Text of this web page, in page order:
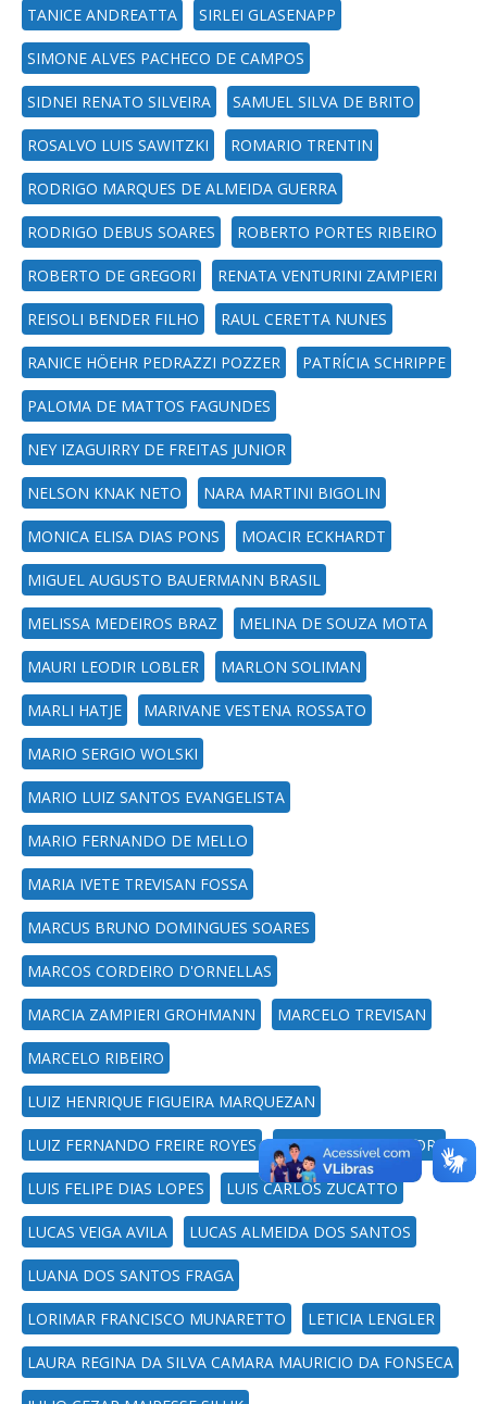
TANICE ANDREATTA SIRLEI GLASENAPP
SIMONE ALVES PACHECO DE CAMPOS
SIDNEI RENATO SILVEIRA SAMUEL SILVA DE BRITO
ROSALVO LUIS SAWITZKI ROMARIO TRENTIN
RODRIGO MARQUES DE ALMEIDA GUERRA
RODRIGO DEBUS SOARES ROBERTO PORTES RIBEIRO
ROBERTO DE GREGORI RENATA VENTURINI ZAMPIERI
REISOLI BENDER FILHO RAUL CERETTA NUNES
RANICE HÖEHR PEDRAZZI POZZER PATRÍCIA SCHRIPPE
PALOMA DE MATTOS FAGUNDES
NEY IZAGUIRRY DE FREITAS JUNIOR
NELSON KNAK NETO NARA MARTINI BIGOLIN
MONICA ELISA DIAS PONS MOACIR ECKHARDT
MIGUEL AUGUSTO BAUERMANN BRASIL
MELISSA MEDEIROS BRAZ MELINA DE SOUZA MOTA
MAURI LEODIR LOBLER MARLON SOLIMAN
MARLI HATJE MARIVANE VESTENA ROSSATO
MARIO SERGIO WOLSKI
MARIO LUIZ SANTOS EVANGELISTA
MARIO FERNANDO DE MELLO
MARIA IVETE TREVISAN FOSSA
MARCUS BRUNO DOMINGUES SOARES
MARCOS CORDEIRO D'ORNELLAS
MARCIA ZAMPIERI GROHMANN MARCELO TREVISAN
MARCELO RIBEIRO
LUIZ HENRIQUE FIGUEIRA MARQUEZAN
LUIZ FERNANDO FREIRE ROYES LUIS ULISSES SIGNORI
LUIS FELIPE DIAS LOPES LUIS CARLOS ZUCATTO
LUCAS VEIGA AVILA LUCAS ALMEIDA DOS SANTOS
LUANA DOS SANTOS FRAGA
LORIMAR FRANCISCO MUNARETTO LETICIA LENGLER
LAURA REGINA DA SILVA CAMARA MAURICIO DA FONSECA